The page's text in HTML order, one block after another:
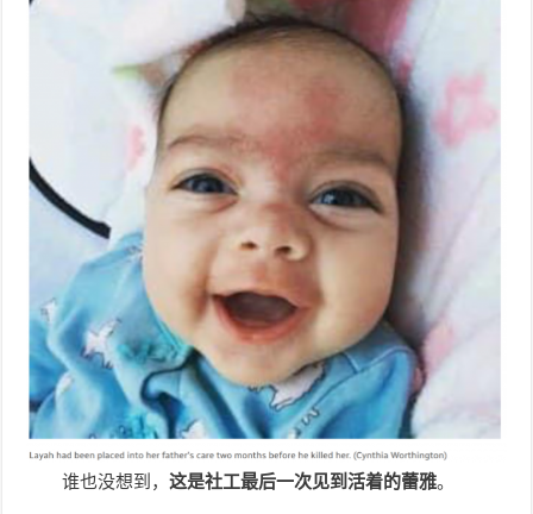
谁也没想到，这是社工最后一次见到活着的蕾雅。